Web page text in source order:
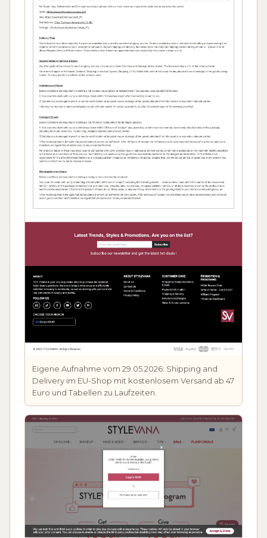
Eigene Aufnahme vom 29.05.2026: Shipping and
Delivery im EU-Shop mit kostenlosem Versand ab 47
Euro und Tabellen zu Laufzeiten.